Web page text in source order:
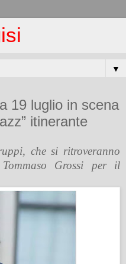
▼
19 luglio in scena
itinerante
che si ritroveranno
Grossi per il